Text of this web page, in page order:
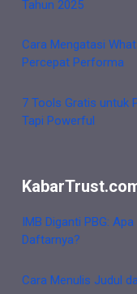
Tahun 2025
Cara Mengatasi
Percepat Performa
7 Tools Gratis untuk
Tapi Powerful
IMB Diganti PBG:
Daftarnya?
Cara Menulis Judul